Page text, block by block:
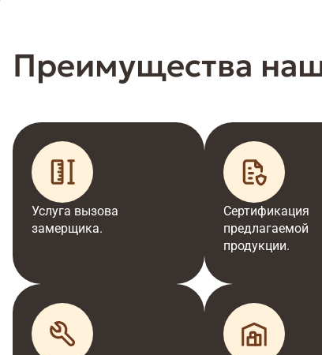
Преимущества
Услуга вызова
замерщика.
Сертификация
предлагаемой
продукции.